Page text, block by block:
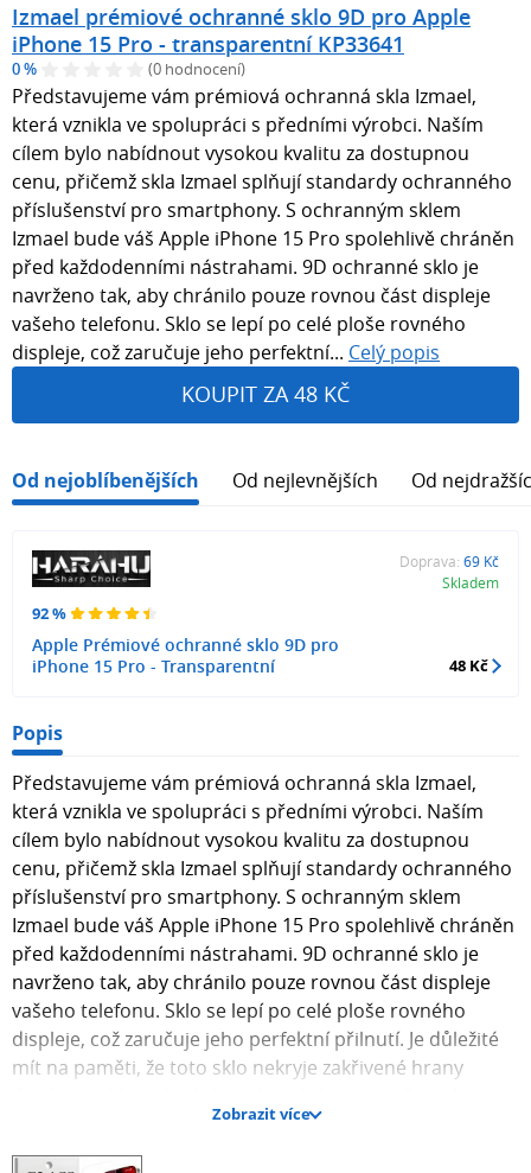
Izmael prémiové ochranné sklo 9D pro Apple
iPhone 15 Pro - transparentní KP33641
0 % (0 hodnocení)
Představujeme vám prémiová ochranná skla Izmael,
která vznikla ve spolupráci s předními výrobci. Naším
cílem bylo nabídnout vysokou kvalitu za dostupnou
cenu, přičemž skla Izmael splňují standardy ochranného
příslušenství pro smartphony. S ochranným sklem
Izmael bude váš Apple iPhone 15 Pro spolehlivě chráněn
před každodenními nástrahami. 9D ochranné sklo je
navrženo tak, aby chránilo pouze rovnou část displeje
vašeho telefonu. Sklo se lepí po celé ploše rovného
displeje, což zaručuje jeho perfektní... Celý popis
KOUPIT ZA 48 KČ
Od nejoblíbenějších Od nejlevnějších Od
92 %
Apple Prémiové ochranné sklo 9D pro
iPhone 15 Pro - Transparentní
Doprava: 69 Kč
Skladem
48 Kč
Popis
Představujeme vám prémiová ochranná skla Izmael,
která vznikla ve spolupráci s předními výrobci. Naším
cílem bylo nabídnout vysokou kvalitu za dostupnou
cenu, přičemž skla Izmael splňují standardy ochranného
příslušenství pro smartphony. S ochranným sklem
Izmael bude váš Apple iPhone 15 Pro spolehlivě chráněn
před každodenními nástrahami. 9D ochranné sklo je
navrženo tak, aby chránilo pouze rovnou část displeje
vašeho telefonu. Sklo se lepí po celé ploše rovného
displeje, což zaručuje jeho perfektní přilnutí. Je důležité
mít na paměti, že toto sklo nekryje zakřivené hrany
displejem, ochrana se vztahuje pouze na rovné části.
Návod na aplikaci ochranného skla Instalace
Zobrazit více